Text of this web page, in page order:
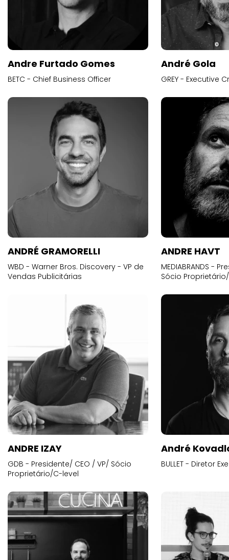
Andre Furtado Gomes
BETC - Chief Business Officer
André Gola
GREY - Executive
ANDRÉ GRAMORELLI
WBD - Warner Bros. Discovery - VP de
Vendas Publicitárias
ANDRE HAVT
MEDIABRANDS -
Sócio
ANDRE IZAY
GDB - Presidente/ CEO / VP/ Sócio
Proprietário/C-level
André
BULLET - Diretor